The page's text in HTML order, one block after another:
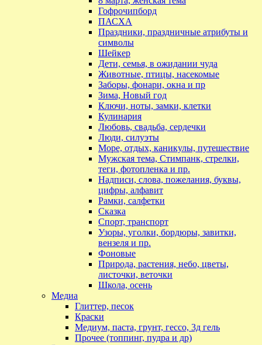
Гофрочипборд
ПАСХА
Праздники, праздничные атрибуты и
символы
Шейкер
Дети, семья, в ожидании чуда
Животные, птицы, насекомые
Заборы, фонари, окна и пр
Зима, Новый год
Ключи, ноты, замки, клетки
Кулинария
Любовь, свадьба, сердечки
Люди, силуэты
Море, отдых, каникулы, путешествие
Мужская тема, Стимпанк, стрелки,
теги, фотопленка и пр.
Надписи, слова, пожелания, буквы,
цифры, алфавит
Рамки, салфетки
Сказка
Спорт, транспорт
Узоры, уголки, бордюры, завитки,
вензеля и пр.
Фоновые
Природа, растения, небо, цветы,
листочки, веточки
Школа, осень
Медиа
Глиттер, песок
Краски
Медиум, паста, грунт, гессо, 3д гель
Прочее (топпинг, пудра и др)